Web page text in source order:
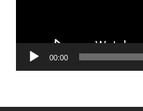
00:00